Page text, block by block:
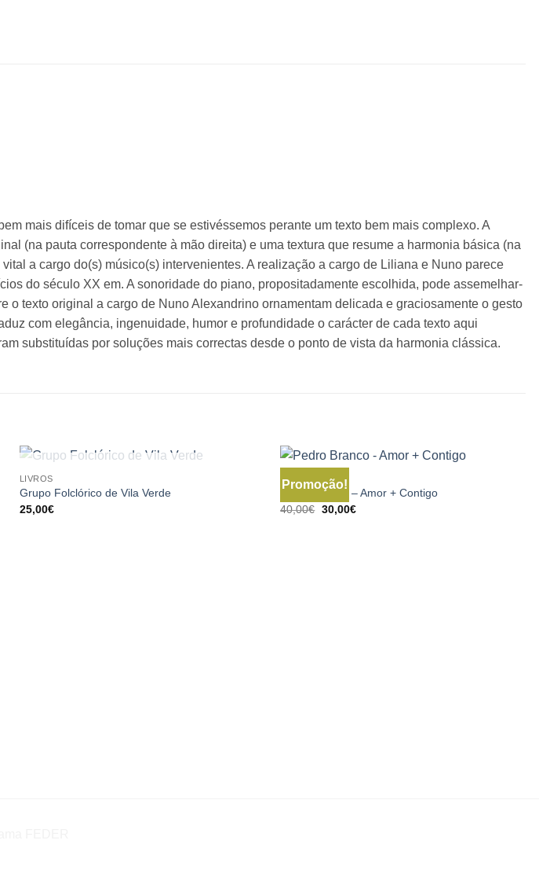
mais difíceis de tomar que se estivéssemos perante um texto bem mais complexo. A
(na pauta correspondente à mão direita) e uma textura que resume a harmonia básica (na
a cargo do(s) músico(s) intervenientes. A realização a cargo de Liliana e Nuno parece
do século XX em. A sonoridade do piano, propositadamente escolhida, pode assemelhar-
texto original a cargo de Nuno Alexandrino ornamentam delicada e graciosamente o gesto
com elegância, ingenuidade, humor e profundidade o carácter de cada texto aqui
substituídas por soluções mais correctas desde o ponto de vista da harmonia clássica.
LIVROS
Grupo Folclórico de Vila Verde
25,00€
Promoção!
DISCOS
Pedro Branco – Amor + Contigo
40,00€ O
preço
30,00€O